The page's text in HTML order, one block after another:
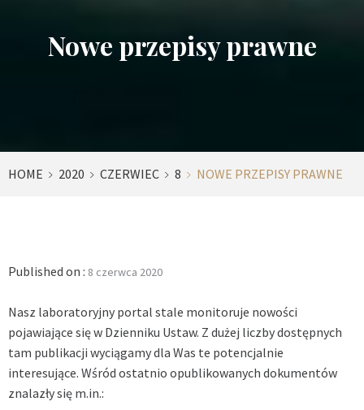
Nowe przepisy prawne
HOME 2020 CZERWIEC 8 NOWE PRZEPISY PRAWNE
Published on : 8 czerwca 2020
Nasz laboratoryjny portal stale monitoruje nowości
pojawiające się w Dzienniku Ustaw. Z dużej liczby dostępnych
tam publikacji wyciągamy dla Was te potencjalnie
interesujące. Wśród ostatnio opublikowanych dokumentów
znalazły się m.in.: